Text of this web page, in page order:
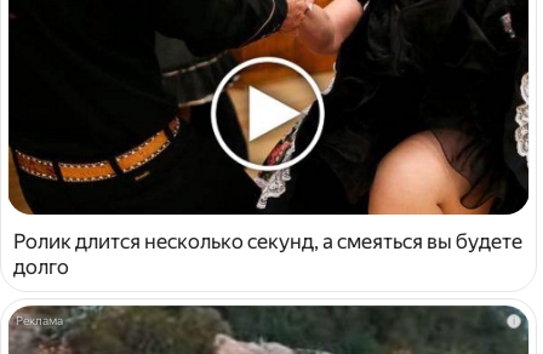
Ролик длится несколько секунд, а смеяться вы будете
долго
i